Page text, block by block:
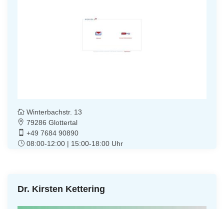
Winterbachstr. 13
79286 Glottertal
+49 7684 90890
08:00-12:00 | 15:00-18:00 Uhr
Dr. Kirsten Kettering